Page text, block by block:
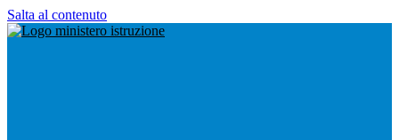
Salta al contenuto